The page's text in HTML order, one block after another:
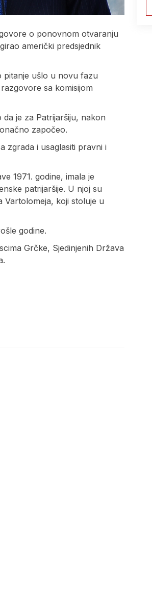
o ponovnom otvaranju
američki predsjednik
pitanje ušlo u novu fazu
sa komisijom
je za Patrijaršiju, nakon
započeo.
zgrada i usaglasiti pravni i
1971. godine, imala je
patrijaršije. U njoj su
Vartolomeja, koji stoluje u
godine.
Grčke, Sjedinjenih Država